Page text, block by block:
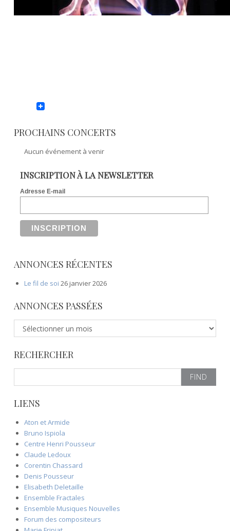
PROCHAINS CONCERTS
Aucun événement à venir
INSCRIPTION À LA NEWSLETTER
Adresse E-mail
ANNONCES RÉCENTES
Le fil de soi 26 janvier 2026
ANNONCES PASSÉES
n
o
n
s
a
s
s
é
e
s
RECHERCHER
e
r
LIENS
Aton et Armide
Bruno Ispiola
Centre Henri Pousseur
Claude Ledoux
Corentin Chassard
Denis Pousseur
Elisabeth Deletaille
Ensemble Fractales
Ensemble Musiques Nouvelles
Forum des compositeurs